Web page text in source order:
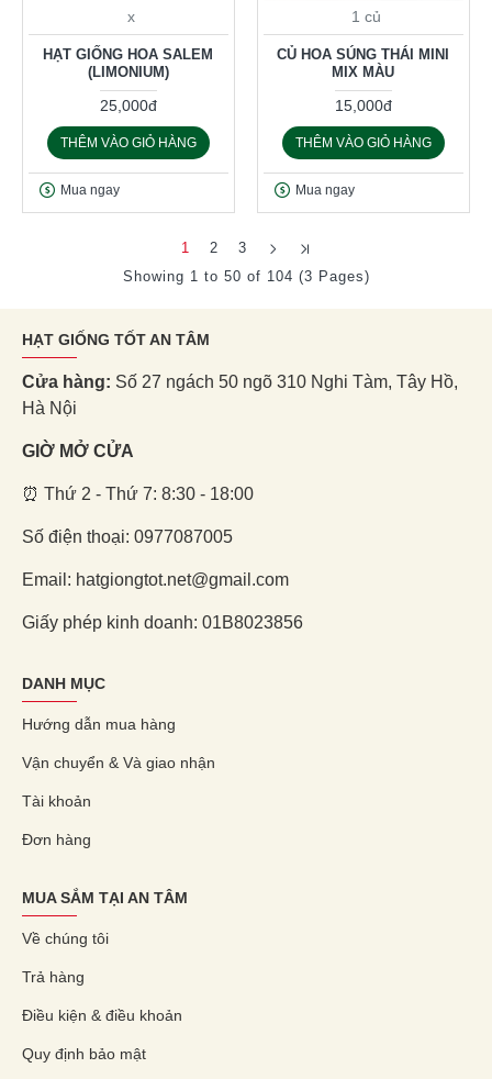
x
HẠT GIỐNG HOA SALEM
(LIMONIUM)
25,000đ
THÊM VÀO GIỎ HÀNG
Mua ngay
1 củ
CỦ HOA SÚNG THÁI MINI
MIX MÀU
15,000đ
THÊM VÀO GIỎ HÀNG
Mua ngay
1 2
3
Showing 1 to 50 of 104 (3 Pages)
HẠT GIỐNG TỐT AN TÂM
Cửa hàng: Số 27 ngách 50 ngõ 310 Nghi Tàm, Tây Hồ,
Hà Nội
GIỜ MỞ CỬA
⏰ Thứ 2 - Thứ 7: 8:30 - 18:00
Số điện thoại: 0977087005
Email: hatgiongtot.net@gmail.com
Giấy phép kinh doanh: 01B8023856
DANH MỤC
Hướng dẫn mua hàng
Vận chuyển & Và giao nhận
Tài khoản
Đơn hàng
MUA SẮM TẠI AN TÂM
Về chúng tôi
Trả hàng
Điều kiện & điều khoản
Quy định bảo mật